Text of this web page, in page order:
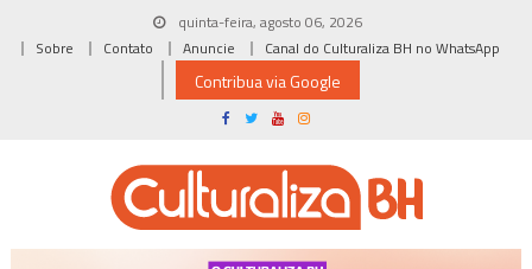
quinta-feira, agosto 06, 2026
Sobre
Contato Anuncie Canal do Culturaliza BH no WhatsApp
Contribua via Google